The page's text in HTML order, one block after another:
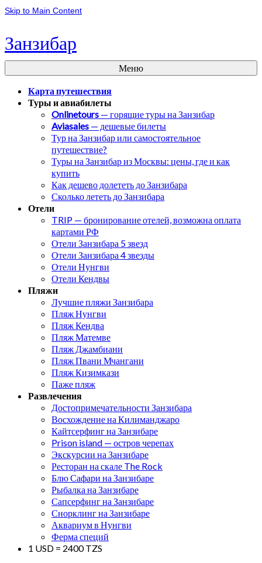
Skip to Main Content
Занзибар
Меню
Карта путешествия
Туры и авиабилеты
Onlinetours — горящие туры на Занзибар
Aviasales — дешевые билеты
Тур на Занзибар или самостоятельное
путешествие?
Туры на Занзибар из Москвы: цены, где и как
купить
Как дешево долететь до Занзибара
Сколько лететь до Занзибара
Отели
TRIP — бронирование отелей, возможна оплата
картами РФ
Отели Занзибара 5 звезд
Отели Занзибара 4 звезды
Отели Нунгви
Отели Кендвы
Пляжи
Лучшие пляжи Занзибара
Пляж Нунгви
Пляж Кендва
Пляж Матемве
Пляж Джамбиани
Пляж Пвани Мчангани
Пляж Кизимкази
Паже пляж
Развлечения
Достопримечательности Занзибара
Восхождение на Килиманджаро
Кайтсерфинг на Занзибаре
Prison island — остров черепах
Экскурсии на Занзибаре
Ресторан на скале The Rock
Блю Сафари на Занзибаре
Рыбалка на Занзибаре
Сапсерфинг на Занзибаре
Снорклинг на Занзибаре
Аквариум в Нунгви
Ферма специй
1 USD = 2400 TZS